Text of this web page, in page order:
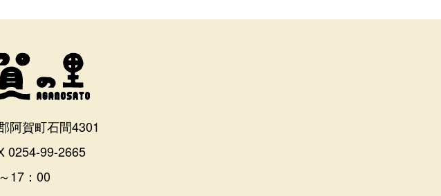
阿賀町石間4301
0254-99-2665
17：00